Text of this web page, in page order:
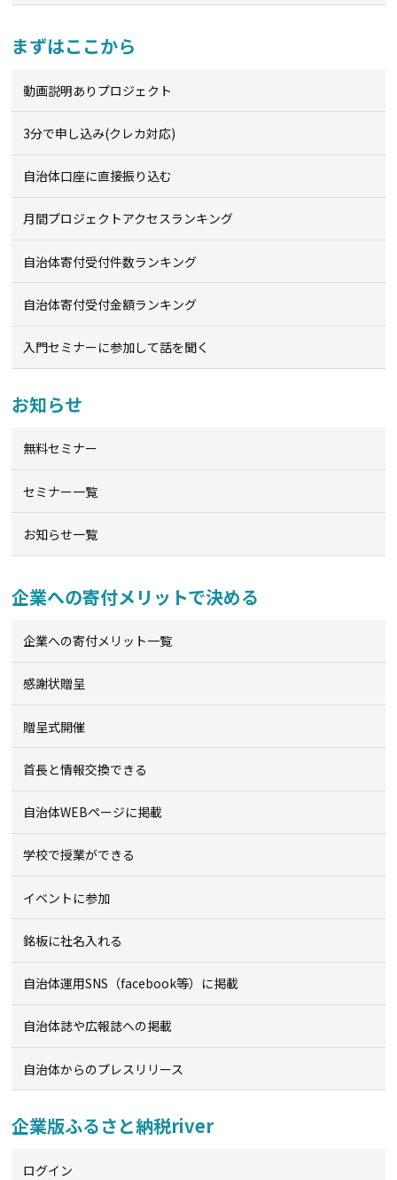
まずはここから
動画説明ありプロジェクト
3分で申し込み(クレカ対応)
自治体口座に直接振り込む
月間プロジェクトアクセスランキング
自治体寄付受付件数ランキング
自治体寄付受付金額ランキング
入門セミナーに参加して話を聞く
お知らせ
無料セミナー
セミナー一覧
お知らせ一覧
企業への寄付メリットで決める
企業への寄付メリット一覧
感謝状贈呈
贈呈式開催
首長と情報交換できる
自治体WEBページに掲載
学校で授業ができる
イベントに参加
銘板に社名入れる
自治体運用SNS（facebook等）に掲載
自治体誌や広報誌への掲載
自治体からのプレスリリース
企業版ふるさと納税river
ログイン